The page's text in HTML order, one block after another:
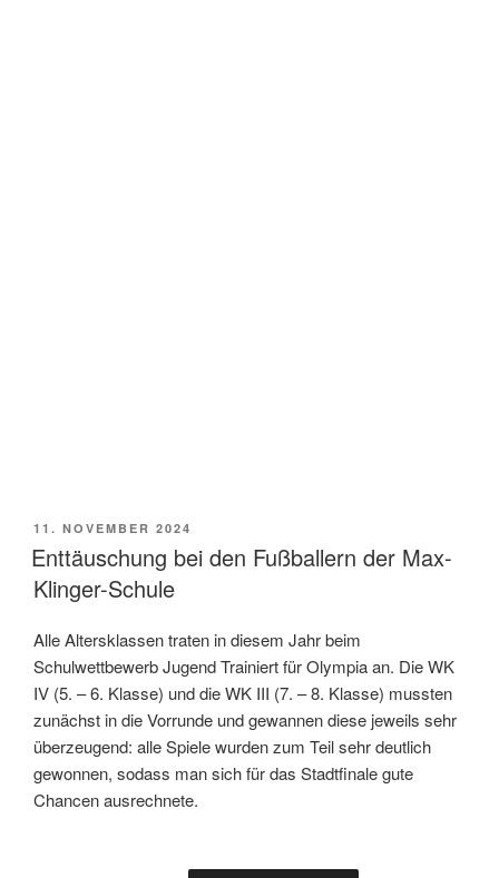
VERÖFFENTLICHT
AM
11. NOVEMBER 2024
Enttäuschung bei den Fußballern der Max-
Klinger-Schule
Alle Altersklassen traten in diesem Jahr beim
Schulwettbewerb Jugend Trainiert für Olympia an. Die WK
IV (5. – 6. Klasse) und die WK III (7. – 8. Klasse) mussten
zunächst in die Vorrunde und gewannen diese jeweils sehr
überzeugend: alle Spiele wurden zum Teil sehr deutlich
gewonnen, sodass man sich für das Stadtfinale gute
Chancen ausrechnete.